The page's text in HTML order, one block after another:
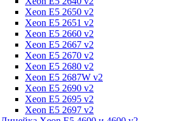
Xeon E5 2650 v2
Xeon E5 2651 v2
Xeon E5 2660 v2
Xeon E5 2667 v2
Xeon E5 2670 v2
Xeon E5 2680 v2
Xeon E5 2687W v2
Xeon E5 2690 v2
Xeon E5 2695 v2
Xeon E5 2697 v2